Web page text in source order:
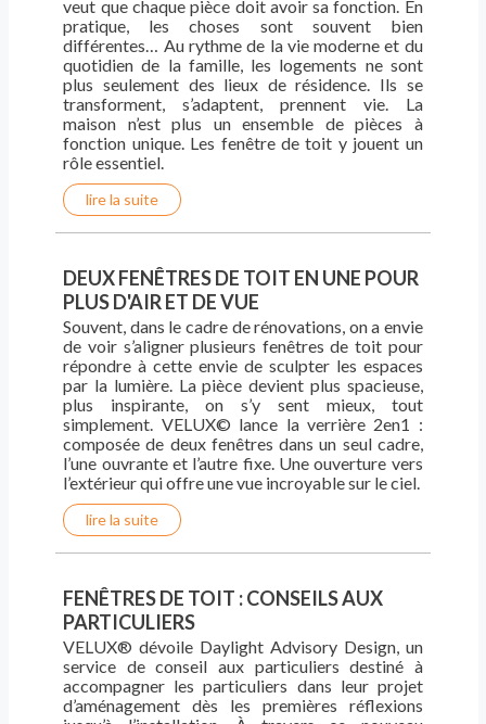
veut que chaque pièce doit avoir sa fonction. En
pratique, les choses sont souvent bien
différentes… Au rythme de la vie moderne et du
quotidien de la famille, les logements ne sont
plus seulement des lieux de résidence. Ils se
transforment, s’adaptent, prennent vie. La
maison n’est plus un ensemble de pièces à
fonction unique. Les fenêtre de toit y jouent un
rôle essentiel.
lire la suite
DEUX FENÊTRES DE TOIT EN UNE POUR
PLUS D'AIR ET DE VUE
Souvent, dans le cadre de rénovations, on a envie
de voir s’aligner plusieurs fenêtres de toit pour
répondre à cette envie de sculpter les espaces
par la lumière. La pièce devient plus spacieuse,
plus inspirante, on s’y sent mieux, tout
simplement. VELUX© lance la verrière 2en1 :
composée de deux fenêtres dans un seul cadre,
l’une ouvrante et l’autre fixe. Une ouverture vers
l’extérieur qui offre une vue incroyable sur le ciel.
lire la suite
FENÊTRES DE TOIT : CONSEILS AUX
PARTICULIERS
VELUX® dévoile Daylight Advisory Design, un
service de conseil aux particuliers destiné à
accompagner les particuliers dans leur projet
d’aménagement dès les premières réflexions